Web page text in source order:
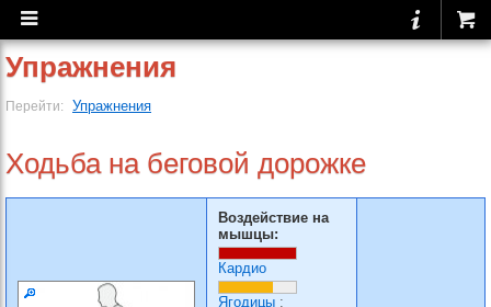
Упражнения
Перейти: Упражнения
Ходьба на беговой дорожке
Воздействие на
мышцы:
Кардио
Ягодицы :